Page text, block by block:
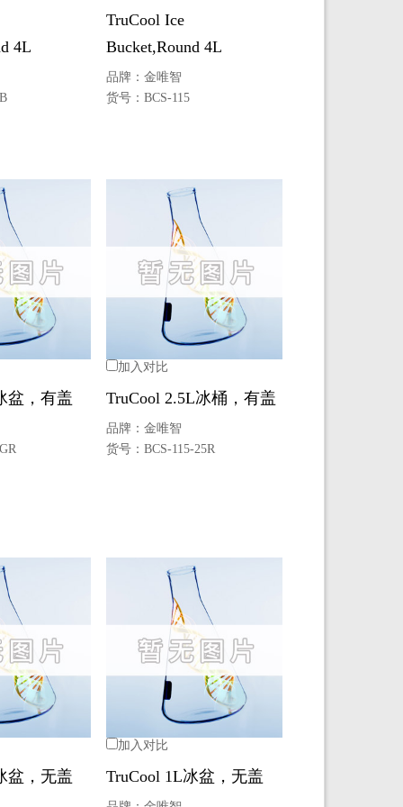
4L
TruCool Ice
Bucket,Round 4L
品牌： 金唯智
货号： BCS-115
盆，有盖
加入对比
TruCool 2.5L冰桶，有盖
品牌： 金唯智
货号： BCS-115-25R
盆，无盖
加入对比
TruCool 1L冰盆，无盖